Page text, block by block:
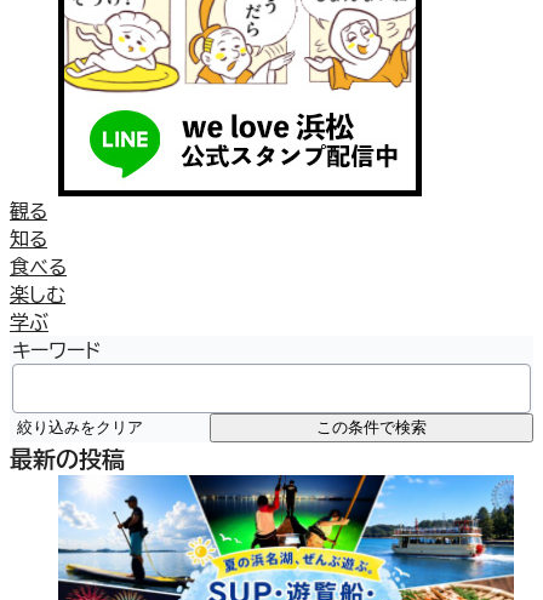
観る
知る
食べる
楽しむ
学ぶ
キーワード
絞り込みをクリア この条件で検索
最新の投稿